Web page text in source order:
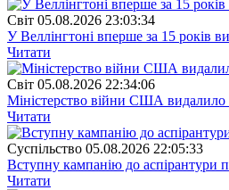
Свiт 05.08.2026 23:03:34
У Веллінгтоні вперше за 15 років
Читати
Свiт 05.08.2026 22:34:06
Міністерство війни США видалило
Читати
Суспiльство 05.08.2026 22:05:33
Вступну кампанію до
Читати